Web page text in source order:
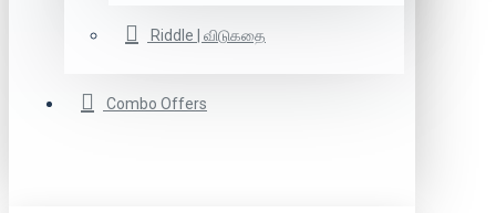
Riddle | விடுகதை
Combo Offers